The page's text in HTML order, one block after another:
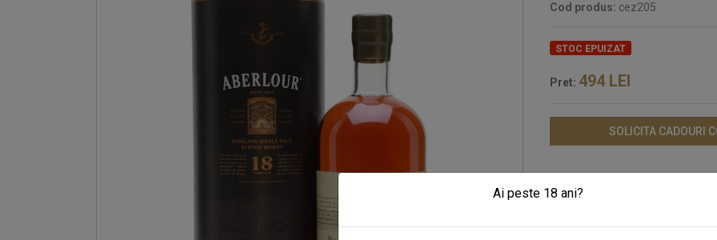
Cod produs: cez205
STOC EPUIZAT
Pret: 494LEI
SOLICITA CADOURI
Ai peste 18 ani?